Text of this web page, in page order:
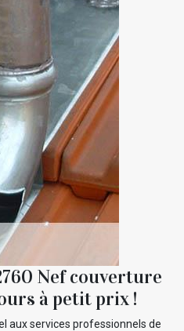
Nef couverture
à petit prix !
aux services professionnels de